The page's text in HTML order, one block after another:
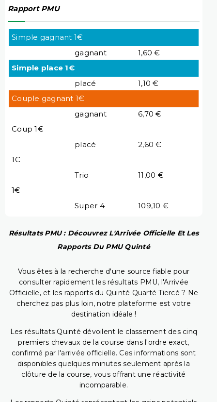
Rapport PMU
Simple gagnant 1€
gagnant
1,60 €
Simple place 1€
placé
1,10 €
Couple gagnant 1€
gagnant
6,70 €
Coup 1€
placé
2,60 €
1€
Trio
11,00 €
1€
Super 4
109,10 €
Résultats PMU : Découvrez L'Arrivée Officielle Et Les
Rapports Du PMU Quinté
Vous êtes à la recherche d'une source fiable pour
consulter rapidement les résultats PMU, l'Arrivée
Officielle, et les rapports du Quinté Quarté Tiercé ? Ne
cherchez pas plus loin, notre plateforme est votre
destination idéale !
Les résultats Quinté dévoilent le classement des cinq
premiers chevaux de la course dans l'ordre exact,
confirmé par l'arrivée officielle. Ces informations sont
disponibles quelques minutes seulement après la
clôture de la course, vous offrant une réactivité
incomparable.